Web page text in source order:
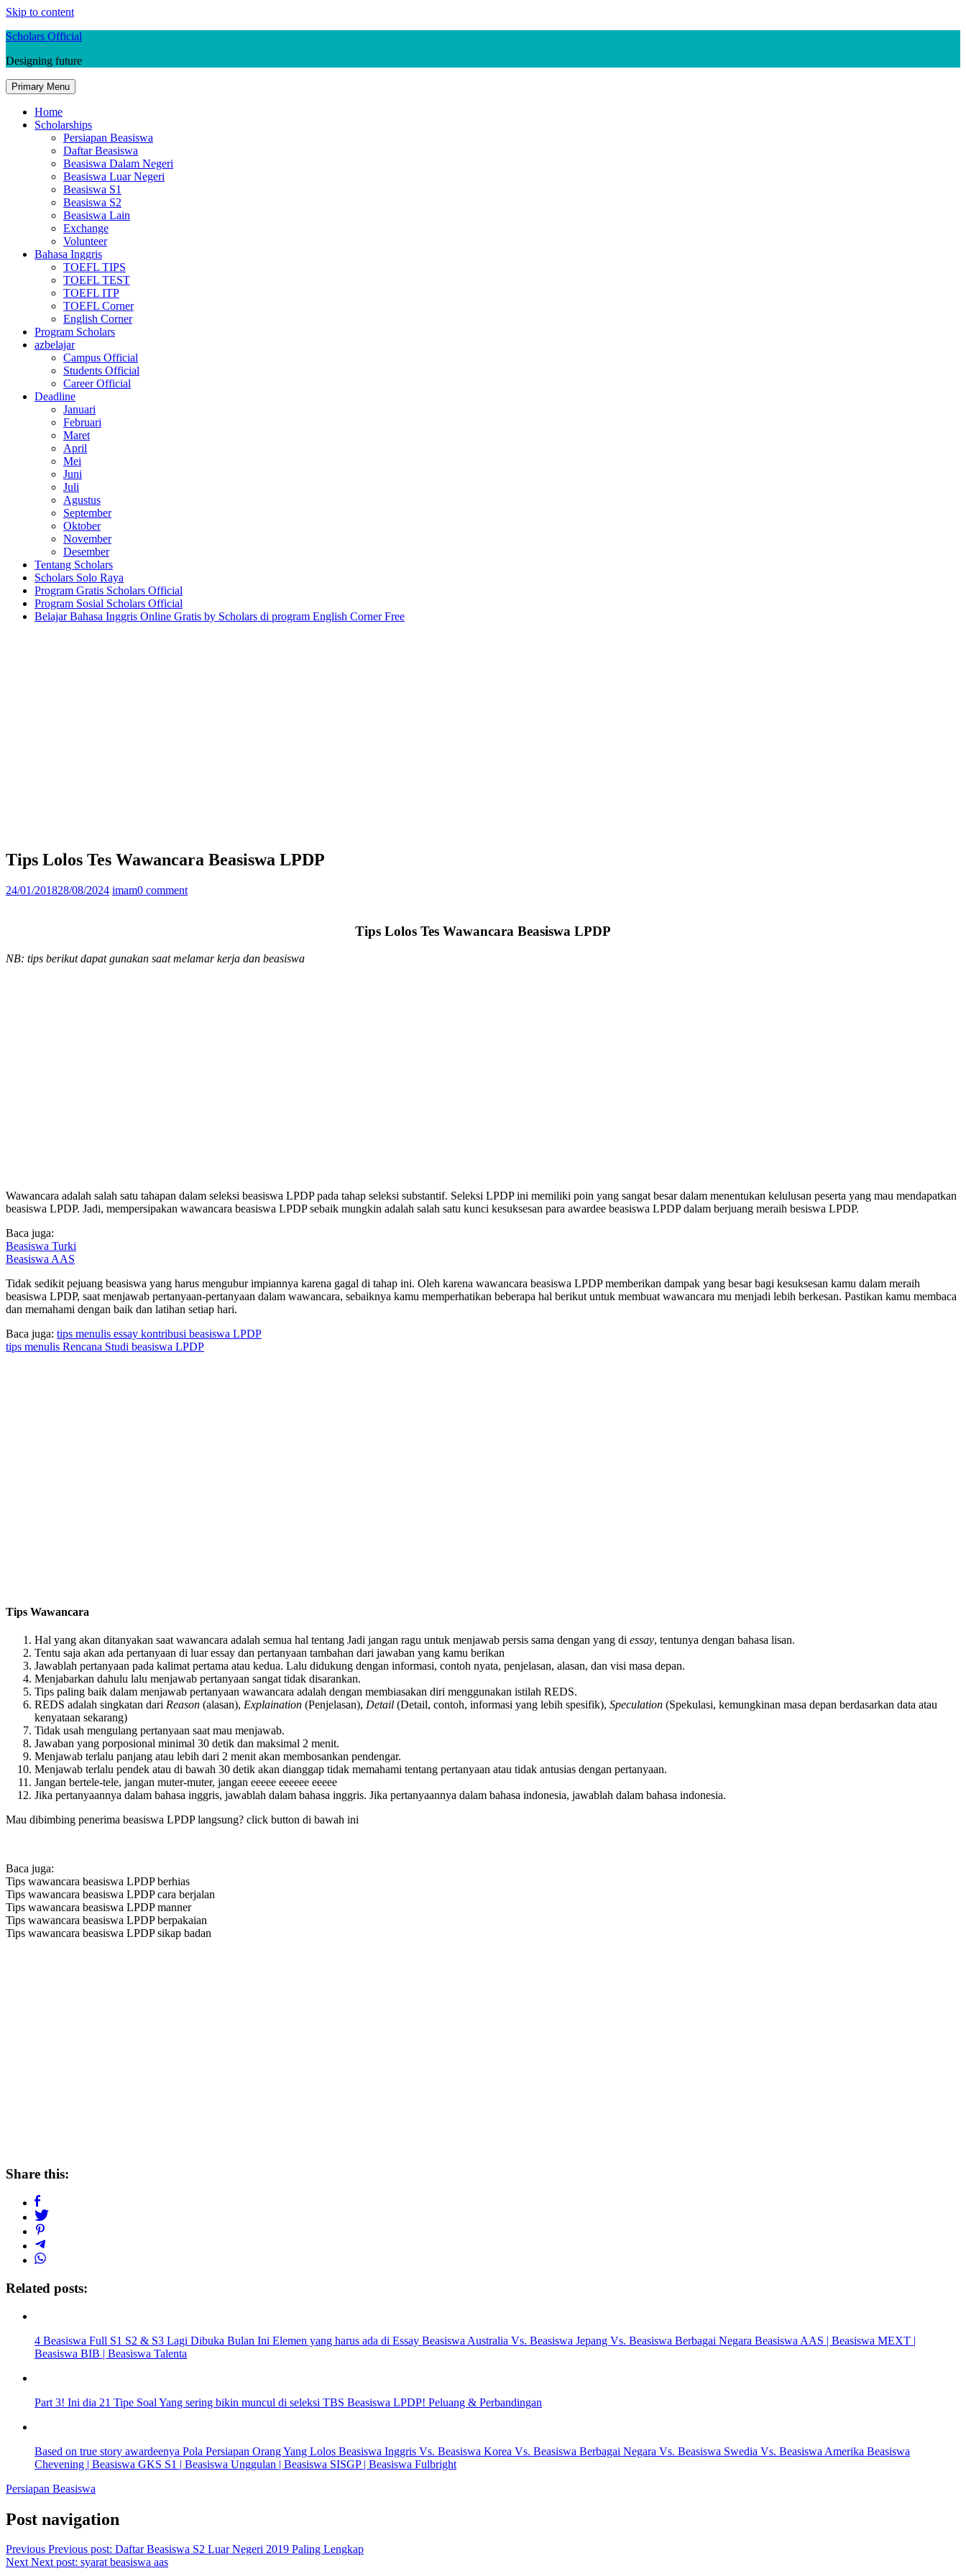
Skip to content
Scholars Official
Designing future
Primary Menu
Home
Scholarships
Persiapan Beasiswa
Daftar Beasiswa
Beasiswa Dalam Negeri
Beasiswa Luar Negeri
Beasiswa S1
Beasiswa S2
Beasiswa Lain
Exchange
Volunteer
Bahasa Inggris
TOEFL TIPS
TOEFL TEST
TOEFL ITP
TOEFL Corner
English Corner
Program Scholars
azbelajar
Campus Official
Students Official
Career Official
Deadline
Januari
Februari
Maret
April
Mei
Juni
Juli
Agustus
September
Oktober
November
Desember
Tentang Scholars
Scholars Solo Raya
Program Gratis Scholars Official
Program Sosial Scholars Official
Belajar Bahasa Inggris Online Gratis by Scholars di program English Corner Free
Tips Lolos Tes Wawancara Beasiswa LPDP
24/01/201828/08/2024 imam0 comment
Tips Lolos Tes Wawancara Beasiswa LPDP
NB: tips berikut dapat gunakan saat melamar kerja dan beasiswa
Wawancara adalah salah satu tahapan dalam seleksi beasiswa LPDP pada tahap seleksi substantif. Seleksi LPDP ini memiliki poin yang sangat besar dalam menentukan kelulusan peserta yang mau mendapatkan
beasiswa LPDP. Jadi, mempersipakan wawancara beasiswa LPDP sebaik mungkin adalah salah satu kunci kesuksesan para awardee beasiswa LPDP dalam berjuang meraih besiswa LPDP.
Baca juga:
Beasiswa Turki
Beasiswa AAS
Tidak sedikit pejuang beasiswa yang harus mengubur impiannya karena gagal di tahap ini. Oleh karena wawancara beasiswa LPDP memberikan dampak yang besar bagi kesuksesan kamu dalam meraih
beasiswa LPDP, saat menjawab pertanyaan-pertanyaan dalam wawancara, sebaiknya kamu memperhatikan beberapa hal berikut untuk membuat wawancara mu menjadi lebih berkesan. Pastikan kamu membaca
dan memahami dengan baik dan latihan setiap hari.
Baca juga: tips menulis essay kontribusi beasiswa LPDP
tips menulis Rencana Studi beasiswa LPDP
Tips Wawancara
Hal yang akan ditanyakan saat wawancara adalah semua hal tentang Jadi jangan ragu untuk menjawab persis sama dengan yang di essay, tentunya dengan bahasa lisan.
Tentu saja akan ada pertanyaan di luar essay dan pertanyaan tambahan dari jawaban yang kamu berikan
Jawablah pertanyaan pada kalimat pertama atau kedua. Lalu didukung dengan informasi, contoh nyata, penjelasan, alasan, dan visi masa depan.
Menjabarkan dahulu lalu menjawab pertanyaan sangat tidak disarankan.
Tips paling baik dalam menjawab pertanyaan wawancara adalah dengan membiasakan diri menggunakan istilah REDS.
REDS adalah singkatan dari Reason (alasan), Explaination (Penjelasan), Detail (Detail, contoh, informasi yang lebih spesifik), Speculation (Spekulasi, kemungkinan masa depan berdasarkan data atau
kenyataan sekarang)
Tidak usah mengulang pertanyaan saat mau menjawab.
Jawaban yang porposional minimal 30 detik dan maksimal 2 menit.
Menjawab terlalu panjang atau lebih dari 2 menit akan membosankan pendengar.
Menjawab terlalu pendek atau di bawah 30 detik akan dianggap tidak memahami tentang pertanyaan atau tidak antusias dengan pertanyaan.
Jangan bertele-tele, jangan muter-muter, jangan eeeee eeeeee eeeee
Jika pertanyaannya dalam bahasa inggris, jawablah dalam bahasa inggris. Jika pertanyaannya dalam bahasa indonesia, jawablah dalam bahasa indonesia.
Mau dibimbing penerima beasiswa LPDP langsung? click button di bawah ini
Baca juga:
Tips wawancara beasiswa LPDP berhias
Tips wawancara beasiswa LPDP cara berjalan
Tips wawancara beasiswa LPDP manner
Tips wawancara beasiswa LPDP berpakaian
Tips wawancara beasiswa LPDP sikap badan
Share this:
Related posts:
4 Beasiswa Full S1 S2 & S3 Lagi Dibuka Bulan Ini Elemen yang harus ada di Essay Beasiswa Australia Vs. Beasiswa Jepang Vs. Beasiswa Berbagai Negara Beasiswa AAS | Beasiswa MEXT |
Beasiswa BIB | Beasiswa Talenta
Part 3! Ini dia 21 Tipe Soal Yang sering bikin muncul di seleksi TBS Beasiswa LPDP! Peluang & Perbandingan
Based on true story awardeenya Pola Persiapan Orang Yang Lolos Beasiswa Inggris Vs. Beasiswa Korea Vs. Beasiswa Berbagai Negara Vs. Beasiswa Swedia Vs. Beasiswa Amerika Beasiswa
Chevening | Beasiswa GKS S1 | Beasiswa Unggulan | Beasiswa SISGP | Beasiswa Fulbright
Persiapan Beasiswa
Post navigation
Previous Previous post: Daftar Beasiswa S2 Luar Negeri 2019 Paling Lengkap
Next Next post: syarat beasiswa aas